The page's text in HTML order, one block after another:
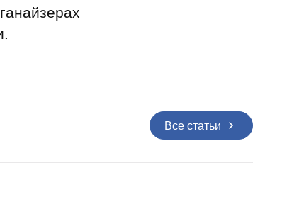
Все статьи